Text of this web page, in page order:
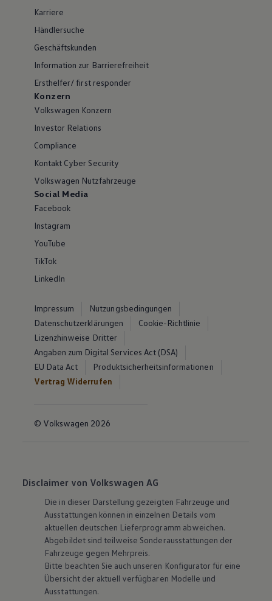
Karriere
Händlersuche
Geschäftskunden
Information zur Barrierefreiheit
Ersthelfer/ first responder
Konzern
Volkswagen Konzern
Investor Relations
Compliance
Kontakt Cyber Security
Volkswagen Nutzfahrzeuge
Social Media
Facebook
Instagram
YouTube
TikTok
LinkedIn
Impressum
Nutzungsbedingungen
Datenschutzerklärungen
Cookie-Richtlinie
Lizenzhinweise Dritter
Angaben zum Digital Services Act (DSA)
EU Data Act
Produktsicherheitsinformationen
Vertrag Widerrufen
© Volkswagen 2026
Disclaimer von Volkswagen AG
Die in dieser Darstellung gezeigten Fahrzeuge und
Ausstattungen können in einzelnen Details vom
aktuellen deutschen Lieferprogramm abweichen.
Abgebildet sind teilweise Sonderausstattungen der
Fahrzeuge gegen Mehrpreis.
Bitte beachten Sie auch unseren Konfigurator für eine
Übersicht der aktuell verfügbaren Modelle und
Ausstattungen.